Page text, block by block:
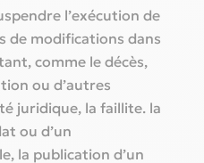
l’exécution de
de modifications dans
comme le décès,
ou d’autres
juridique, la faillite. la
ou d’un
la publication d’un